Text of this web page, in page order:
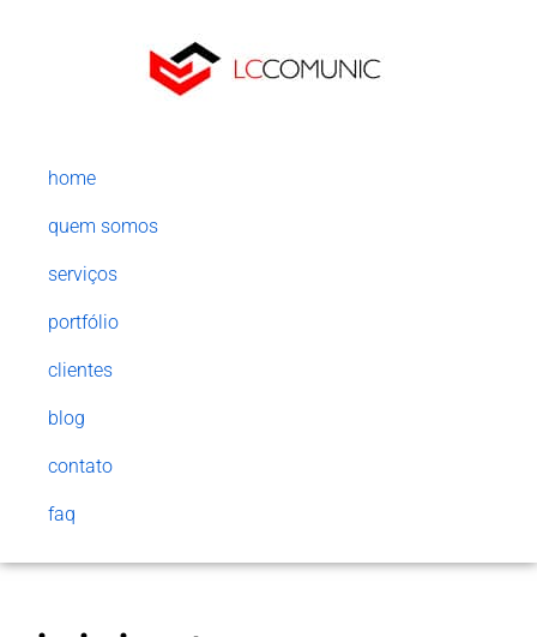
home
quem somos
serviços
portfólio
clientes
blog
contato
faq